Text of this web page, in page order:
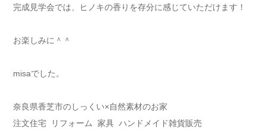
完成見学会では、ヒノキの香りを存分に感じていただけます！
お楽しみに＾＾
misaでした。
奈良県香芝市のしっくい×自然素材のお家
注文住宅 リフォーム 家具 ハンドメイド雑貨販売